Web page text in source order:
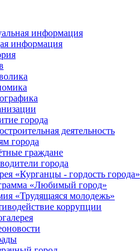
информация
информация
города
деятельность
города
граждане
города
«Курганцы - гордость города»
«Любимый город»
«Трудящаяся молодежь»
коррупции